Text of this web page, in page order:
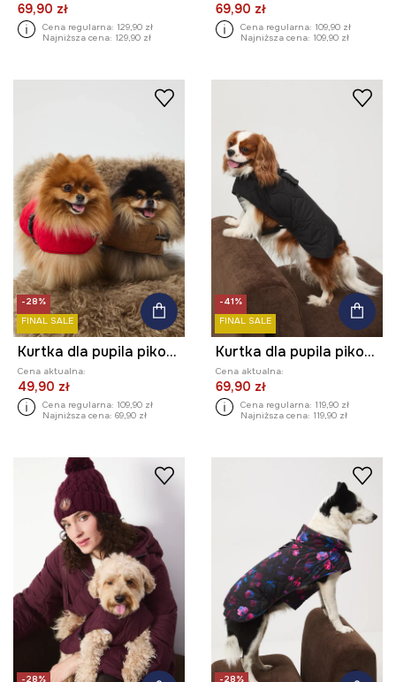
69,90 zł
Cena regularna: 129,90 zł
Najniższa cena: 129,90 zł
69,90 zł
Cena regularna: 109,90 zł
Najniższa cena: 109,90 zł
-28%
FINAL SALE
Kurtka dla pupila pikowana
Cena aktualna:
49,90 zł
Cena regularna: 109,90 zł
Najniższa cena: 69,90 zł
-41%
FINAL SALE
Kurtka dla pupila pikowana
Cena aktualna:
69,90 zł
Cena regularna: 119,90 zł
Najniższa cena: 119,90 zł
-28% -28%